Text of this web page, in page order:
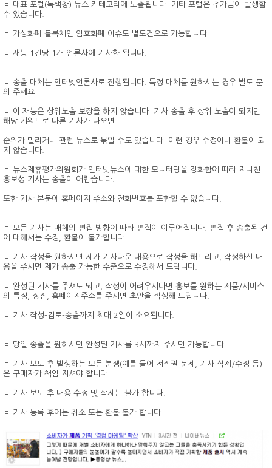
ㅁ 대표 포털(녹색창) 뉴스 카테고리에 노출됩니다. 기타 포털은 추가금이 발생할
수 있습니다.
ㅁ 가상화폐 블록체인 암호화폐 이슈도 별도건으로 가능합니다.
ㅁ 재능 1건당 1개 언론사에 기사화 됩니다.
ㅁ 송출 매체는 인터넷언론사로 진행됩니다. 특정 매체를 원하시는 경우 별도 문
의 주세요
ㅁ 이 재능은 상위노출 보장을 하지 않습니다. 기사 송출 후 상위 노출이 되지만
해당 키워드로 다른 기사가 나오면
순위가 밀리거나 관련 뉴스로 묶일 수도 있습니다. 이런 경우 수정이나 환불이 되
지 않습니다.
ㅁ 뉴스제휴평가위원회가 인터넷뉴스에 대한 모니터링을 강화함에 따라 지나친
홍보성 기사는 송출이 어렵습니다.
또한 기사 본문에 홈페이지 주소와 전화번호를 포함할 수 없습니다.
ㅁ 모든 기사는 매체의 편집 방향에 따라 편집이 이루어집니다. 편집 후 송출된 건
에 대해서는 수정, 환불이 불가합니다.
ㅁ 기사 작성을 원하시면 제가 기사다운 내용으로 작성을 해드리고, 작성하신 내
용을 주시면 제가 송출 가능한 수준으로 수정해서 드립니다.
ㅁ 완성된 기사를 주셔도 되고, 작성이 어려우시다면 홍보를 원하는 제품/서비스
의 특징, 장점, 홈페이지주소를 주시면 초안을 작성해 드립니다.
ㅁ 기사 작성-검토-송출까지 최대 2일이 소요됩니다.
ㅁ 당일 송출을 원하시면 완성된 기사를 3시까지 주시면 가능합니다.
ㅁ 기사 보도 후 발생하는 모든 분쟁(예를 들어 저작권 문제, 기사 삭제/수정 등)
은 구매자가 책임 지셔야 합니다.
ㅁ 기사 보도 후 내용 수정 및 삭제는 불가 합니다.
ㅁ 기사 등록 후에는 취소 또는 환불 불가 합니다.